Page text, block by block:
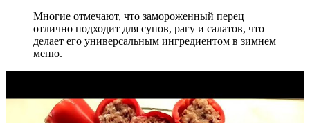
Многие отмечают, что замороженный перец
отлично подходит для супов, рагу и салатов, что
делает его универсальным ингредиентом в зимнем
меню.